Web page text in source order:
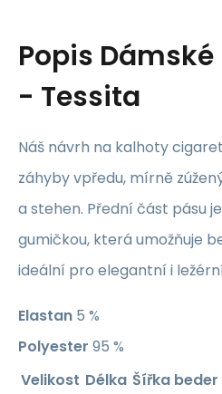
Popis Dámské
- Tessita
Náš návrh na kalhoty
záhyby vpředu, mírně
a stehen. Přední část pásu
gumičkou, která umožňuje
ideální pro elegantní i
Elastan 5 %
Polyester 95 %
Velikost Délka Šířka beder